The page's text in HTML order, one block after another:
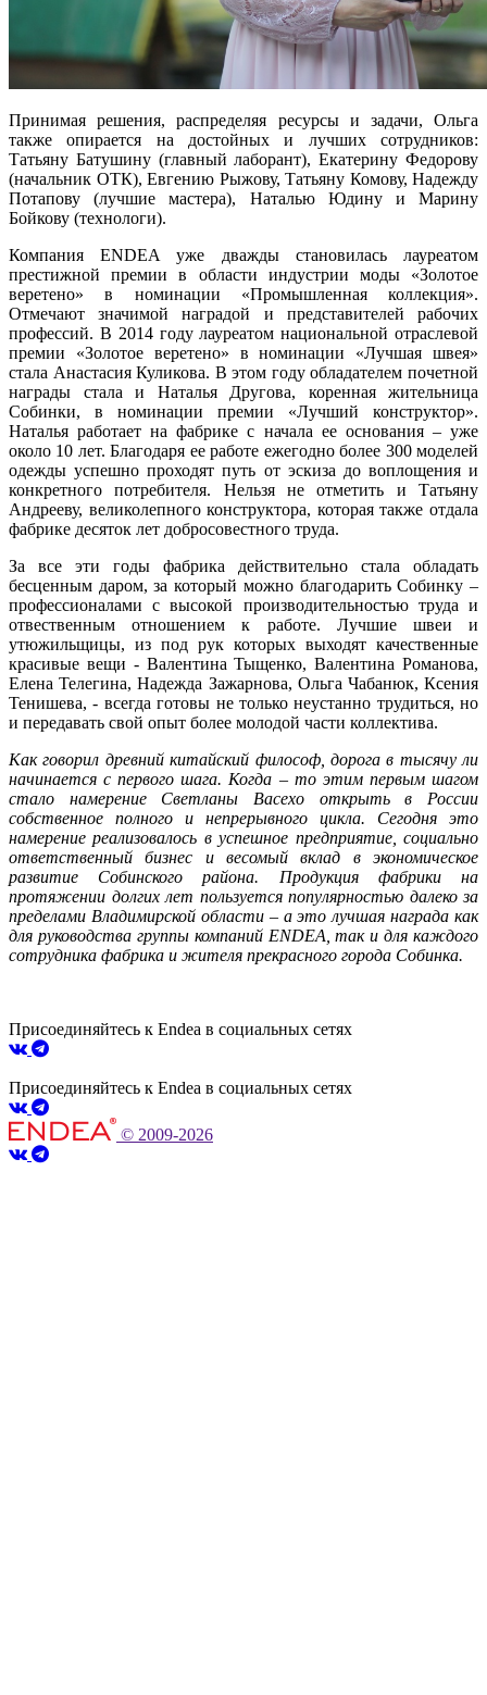
Принимая решения, распределяя ресурсы и задачи, Ольга
также опирается на достойных и лучших сотрудников:
Татьяну Батушину (главный лаборант), Екатерину Федорову
(начальник ОТК), Евгению Рыжову, Татьяну Комову, Надежду
Потапову (лучшие мастера), Наталью Юдину и Марину
Бойкову (технологи).
Компания ENDEA уже дважды становилась лауреатом
престижной премии в области индустрии моды «Золотое
веретено» в номинации «Промышленная коллекция».
Отмечают значимой наградой и представителей рабочих
профессий. В 2014 году лауреатом национальной отраслевой
премии «Золотое веретено» в номинации «Лучшая швея»
стала Анастасия Куликова. В этом году обладателем почетной
награды стала и Наталья Другова, коренная жительница
Собинки, в номинации премии «Лучший конструктор».
Наталья работает на фабрике с начала ее основания – уже
около 10 лет. Благодаря ее работе ежегодно более 300 моделей
одежды успешно проходят путь от эскиза до воплощения и
конкретного потребителя. Нельзя не отметить и Татьяну
Андрееву, великолепного конструктора, которая также отдала
фабрике десяток лет добросовестного труда.
За все эти годы фабрика действительно стала обладать
бесценным даром, за который можно благодарить Собинку –
профессионалами с высокой производительностью труда и
отвественным отношением к работе. Лучшие швеи и
утюжильщицы, из под рук которых выходят качественные
красивые вещи - Валентина Тыщенко, Валентина Романова,
Елена Телегина, Надежда Зажарнова, Ольга Чабанюк, Ксения
Тенишева, - всегда готовы не только неустанно трудиться, но
и передавать свой опыт более молодой части коллектива.
Как говорил древний китайский философ, дорога в тысячу ли
начинается с первого шага. Когда – то этим первым шагом
стало намерение Светланы Васехо открыть в России
собственное полного и непрерывного цикла. Сегодня это
намерение реализовалось в успешное предприятие, социально
ответственный бизнес и весомый вклад в экономическое
развитие Собинского района. Продукция фабрики на
протяжении долгих лет пользуется популярностью далеко за
пределами Владимирской области – а это лучшая награда как
для руководства группы компаний ENDEA, так и для каждого
сотрудника фабрика и жителя прекрасного города Собинка.
Присоединяйтесь к Endea в социальных сетях
Присоединяйтесь к Endea в социальных сетях
© 2009-2026